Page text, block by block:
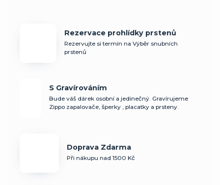
Rezervace prohlídky prstenů
Rezervujte si termín na Výběr snubních
prstenů
S Gravírováním
Bude váš dárek osobní a jedinečný. Gravírujeme
Zippo zapalovače, šperky , placatky a prsteny.
Doprava Zdarma
Při nákupu nad 1500 Kč